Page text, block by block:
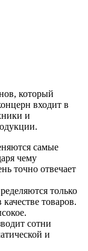
который
входит в
и
самые
чему
точно отвечает
только
товаров.
сотни
и